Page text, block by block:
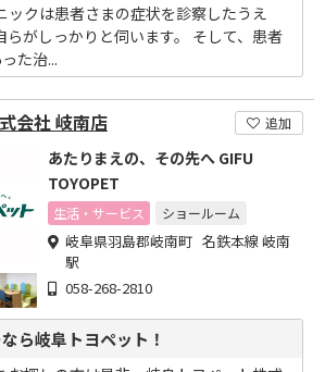
ックは患者さまの症状を診察したうえ
らがしっかりと伺います。 そして、患者
た治...
会社 岐南店 追加
あたりまえの、その先へ GIFU
TOYOPET
生活・サービス ショールーム
岐阜県羽島郡岐南町 名鉄本線 岐南
駅
058-268-2810
ら岐阜トヨペット！